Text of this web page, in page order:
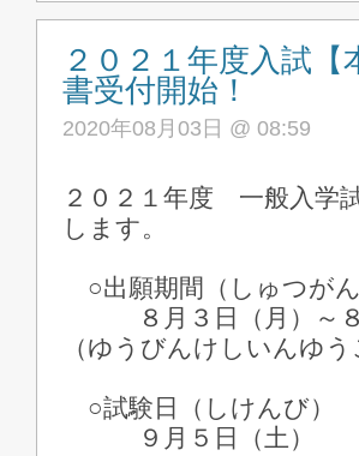
２０２１年度入試
書受付開始！
2020年08月03日 @ 08:59
２０２１年度 一般入学
します。
○出願期間（しゅつがん
８月３日（月）～８
（ゆうびんけしいんゆう
○試験日（しけんび）
９月５日（土）